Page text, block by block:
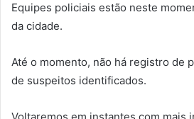
Equipes policiais estão neste
da cidade.
Até o momento, não há registro de
de suspeitos identificados.